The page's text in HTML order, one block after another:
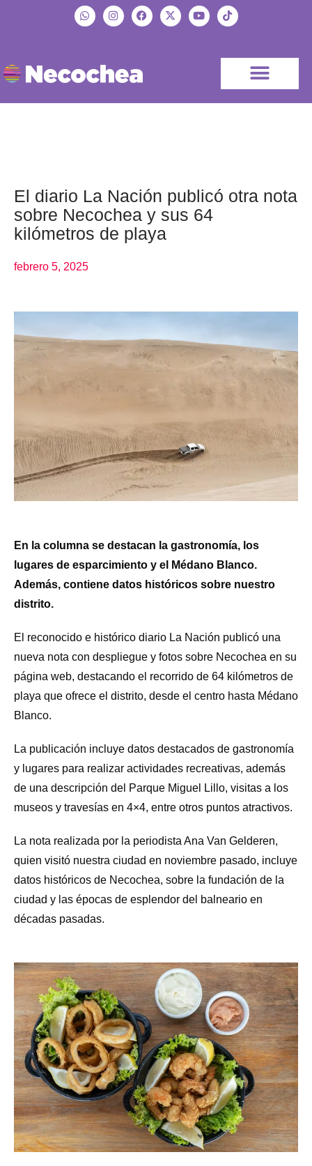
El diario La Nación publicó otra nota
sobre Necochea y sus 64
kilómetros de playa
febrero 5, 2025
En la columna se destacan la gastronomía, los
lugares de esparcimiento y el Médano Blanco.
Además, contiene datos históricos sobre nuestro
distrito.
El reconocido e histórico diario La Nación publicó una
nueva nota con despliegue y fotos sobre Necochea en su
página web, destacando el recorrido de 64 kilómetros de
playa que ofrece el distrito, desde el centro hasta Médano
Blanco.
La publicación incluye datos destacados de gastronomía
y lugares para realizar actividades recreativas, además
de una descripción del Parque Miguel Lillo, visitas a los
museos y travesías en 4×4, entre otros puntos atractivos.
La nota realizada por la periodista Ana Van Gelderen,
quien visitó nuestra ciudad en noviembre pasado, incluye
datos históricos de Necochea, sobre la fundación de la
ciudad y las épocas de esplendor del balneario en
décadas pasadas.